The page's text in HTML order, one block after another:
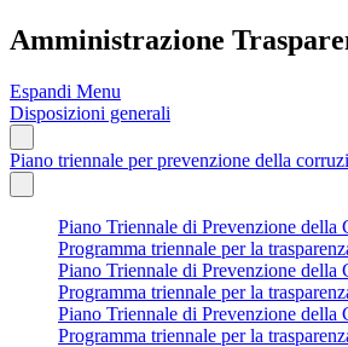
Amministrazione
Espandi Menu
Disposizioni generali
Piano triennale per prevenzione della
Piano Triennale di Prevenzione della
Programma triennale per la
Piano Triennale di Prevenzione della
Programma triennale per la
Piano Triennale di Prevenzione della
Programma triennale per la